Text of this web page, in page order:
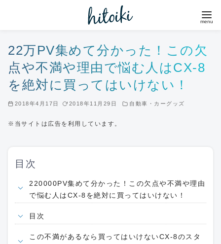
22万PV集めて分かった！この欠
点や不満や理由で悩む人はCX-8
を絶対に買ってはいけない！
2018年4月17日 2018年11月29日 自動車・カーグッズ
※当サイトは広告を利用しています。
目次
220000PV集めて分かった！この欠点や不満や理由
で悩む人はCX-8を絶対に買ってはいけない！
目次
この不満があるなら買ってはいけないCX-8のスタ